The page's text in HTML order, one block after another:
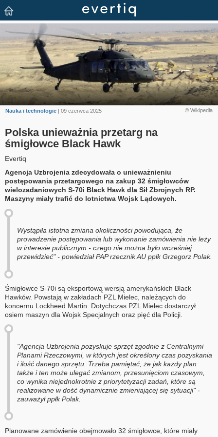
© Wikipedia
Nauka i technologie | 09 czerwca 2025
Polska unieważnia przetarg na
śmigłowce Black Hawk
Evertiq
Agencja Uzbrojenia zdecydowała o unieważnieniu
postępowania przetargowego na zakup 32 śmigłowców
wielozadaniowych S-70i Black Hawk dla Sił Zbrojnych RP.
Maszyny miały trafić do lotnictwa Wojsk Lądowych.
Wystąpiła istotna zmiana okoliczności powodująca, że
prowadzenie postępowania lub wykonanie zamówienia nie leży
w interesie publicznym - czego nie można było wcześniej
przewidzieć" - powiedział PAP rzecznik AU ppłk Grzegorz Polak.
Śmigłowce S-70i są eksportową wersją amerykańskich Black
Hawków. Powstają w zakładach PZL Mielec, należących do
koncernu Lockheed Martin. Dotychczas PZL Mielec dostarczył
osiem maszyn dla Wojsk Specjalnych oraz pięć dla Policji.
"Agencja Uzbrojenia pozyskuje sprzęt zgodnie z Centralnymi
Planami Rzeczowymi, w których jest określony czas pozyskania
i ilość danego sprzętu. Trzeba pamiętać, że jak każdy plan
także i ten może ulegać zmianom, przesunięciom czasowym,
co wynika niejednokrotnie z priorytetyzacji zadań, które są
realizowane w dość dynamicznie zmieniającej się sytuacji" -
zauważył ppłk Polak.
Planowane zamówienie obejmowało 32 śmigłowce, które miały